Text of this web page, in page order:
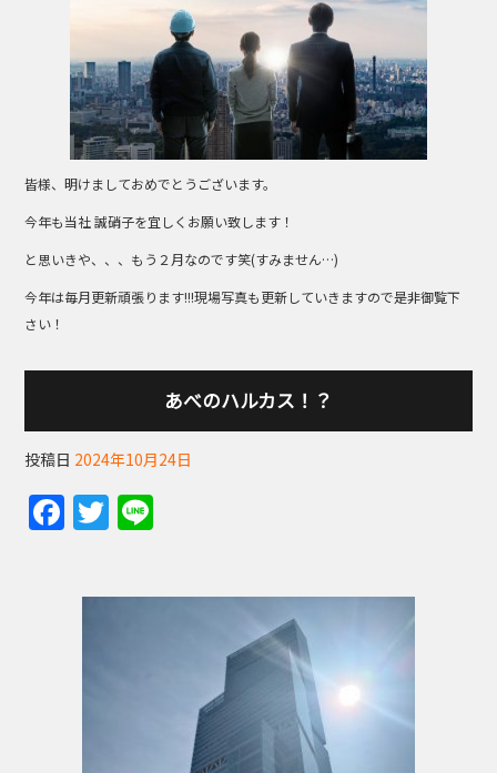
b
o
o
k
皆様、明けましておめでとうございます。
今年も当社 誠硝子を宜しくお願い致します！
と思いきや、、、もう２月なのです笑(すみません…)
今年は毎月更新頑張ります!!!現場写真も更新していきますので是非御覧下
さい！
あべのハルカス！？
投稿日 2024年10月24日
F
c
T
itte